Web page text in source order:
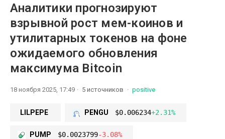
Аналитики прогнозируют
взрывной рост мем-коинов и
утилитарных токенов на фоне
ожидаемого обновления
максимума Bitcoin
18 ноября 2025, 17:49 5 источников positive
LILPEPE PENGU $0.006234+2.31%
PUMP $0.0023799-3.08%